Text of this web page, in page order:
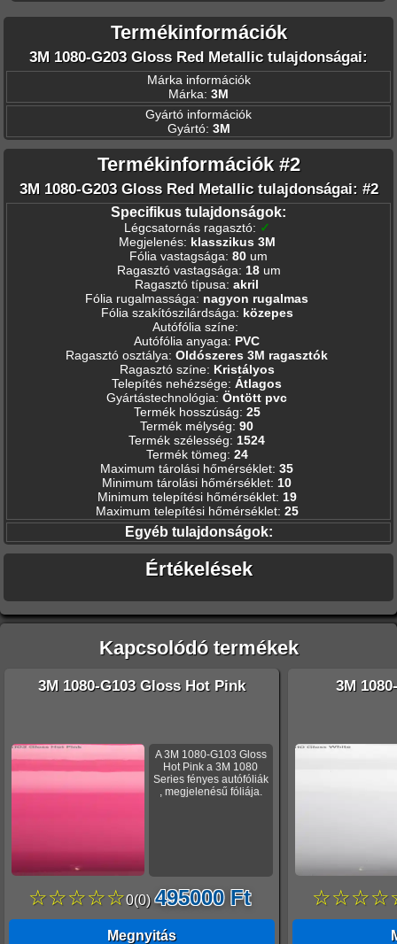
Termékinformációk
3M 1080-G203 Gloss Red Metallic tulajdonságai:
Márka információk
Márka: 3M
Gyártó információk
Gyártó: 3M
Termékinformációk #2
3M 1080-G203 Gloss Red Metallic tulajdonságai: #2
Specifikus tulajdonságok:
Légcsatornás ragasztó: ✓
Megjelenés: klasszikus 3M
Fólia vastagsága: 80 um
Ragasztó vastagsága: 18 um
Ragasztó típusa: akril
Fólia rugalmassága: nagyon rugalmas
Fólia szakítószilárdsága: közepes
Autófólia színe:
Autófólia anyaga: PVC
Ragasztó osztálya: Oldószeres 3M ragasztók
Ragasztó színe: Kristályos
Telepítés nehézsége: Átlagos
Gyártástechnológia: Öntött pvc
Termék hosszúság: 25
Termék mélység: 90
Termék szélesség: 1524
Termék tömeg: 24
Maximum tárolási hőmérséklet: 35
Minimum tárolási hőmérséklet: 10
Minimum telepítési hőmérséklet: 19
Maximum telepítési hőmérséklet: 25
Egyéb tulajdonságok:
Értékelések
Kapcsolódó termékek
3M 1080-G103 Gloss Hot Pink
A 3M 1080-G103 Gloss
Hot Pink a 3M 1080
Series fényes autófóliák
, megjelenésű fóliája.
☆☆☆☆☆0(0) 495000 Ft
Megnyitás
3M